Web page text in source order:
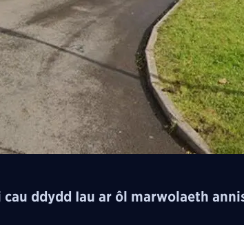
cau ddydd Iau ar ôl marwolaeth